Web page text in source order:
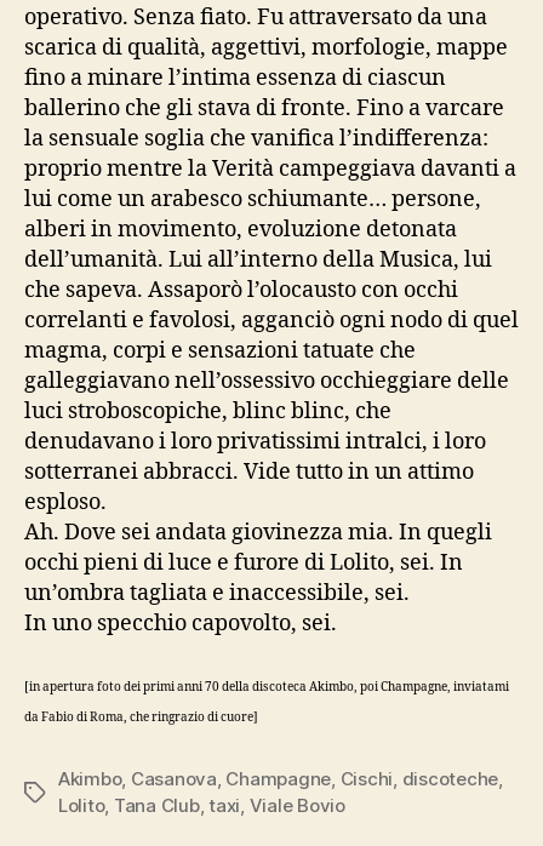
operativo. Senza fiato. Fu attraversato da una
scarica di qualità, aggettivi, morfologie, mappe
fino a minare l’intima essenza di ciascun
ballerino che gli stava di fronte. Fino a varcare
la sensuale soglia che vanifica l’indifferenza:
proprio mentre la Verità campeggiava davanti a
lui come un arabesco schiumante… persone,
alberi in movimento, evoluzione detonata
dell’umanità. Lui all’interno della Musica, lui
che sapeva. Assaporò l’olocausto con occhi
correlanti e favolosi, agganciò ogni nodo di quel
magma, corpi e sensazioni tatuate che
galleggiavano nell’ossessivo occhieggiare delle
luci stroboscopiche, blinc blinc, che
denudavano i loro privatissimi intralci, i loro
sotterranei abbracci. Vide tutto in un attimo
esploso.
Ah. Dove sei andata giovinezza mia. In quegli
occhi pieni di luce e furore di Lolito, sei. In
un’ombra tagliata e inaccessibile, sei.
In uno specchio capovolto, sei.
[in apertura foto dei primi anni 70 della discoteca Akimbo, poi Champagne, inviatami
da Fabio di Roma, che ringrazio di cuore]
Tag
Akimbo, Casanova Champagne Cischi discoteche
Lolito, Tana Club,taxi Viale Bovio